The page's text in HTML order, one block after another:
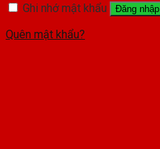
Ghi nhớ mật khẩu
Đăng nhập
Quên mật khẩu?